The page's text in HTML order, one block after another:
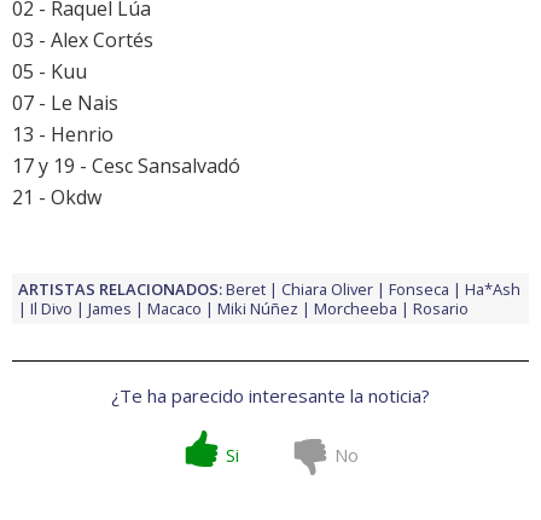
02 - Raquel Lúa
03 - Alex Cortés
05 - Kuu
07 - Le Nais
13 - Henrio
17 y 19 - Cesc Sansalvadó
21 - Okdw
ARTISTAS RELACIONADOS:Beret Chiara Oliver Fonseca
Ha*Ash
Il Divo
James Macaco Miki Núñez Morcheeba Rosario
¿Te ha parecido interesante la noticia?
Si No